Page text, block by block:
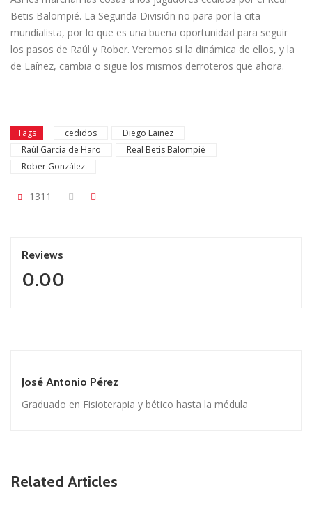
Betis Balompié. La Segunda División no para por la cita
mundialista, por lo que es una buena oportunidad para seguir
los pasos de Raúl y Rober. Veremos si la dinámica de ellos, y la
de Laínez, cambia o sigue los mismos derroteros que ahora.
Tags cedidos
Diego Lainez
Raúl García de Haro
Real Betis Balompié
Rober González
1311
Reviews
0.00
José Antonio Pérez
Graduado en Fisioterapia y bético hasta la médula
Related Articles